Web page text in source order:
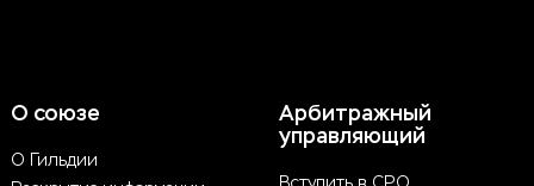
О союзе
О Гильдии
Арбитражный
управляющий